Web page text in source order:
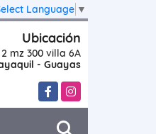
Language ▼
Ubicación
mz 300 villa 6A
- Guayas
FacebookInstagram